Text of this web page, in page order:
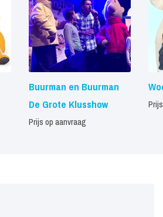
Buurman en Buurman
De Grote Klusshow
Prijs op aanvraag